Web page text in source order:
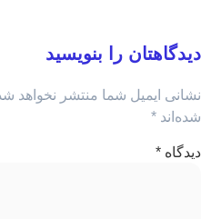
را بنویسید
ایمیل شما منتشر نخواهد شد.
*
*